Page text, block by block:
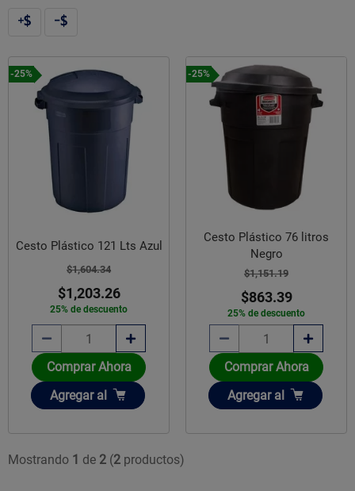
-25%
Cesto Plástico 121 Lts Azul
$1,604.34
$1,203.26
25% de descuento
Comprar Ahora
Añadir
Agregar al
-25%
Cesto Plástico 76 litros
Negro
$1,151.19
$863.39
25% de descuento
Comprar Ahora
Añadir
Agregar al
Mostrando 1 de 2 (2 productos)